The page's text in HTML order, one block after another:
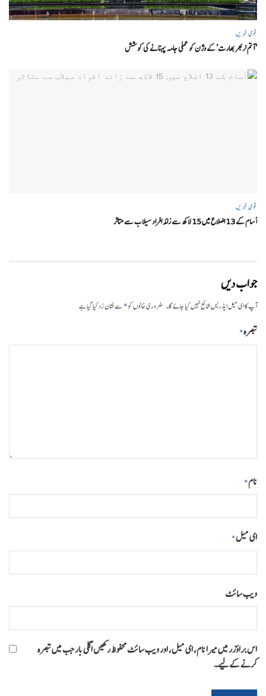
قومی خبریں
‘ آتم نربھر بھارت’ کے وژن کو عملی جامہ پہنانے کی کوشش
قومی خبریں
آسام کے 13 اضلاع میں 15 لاکھ سے زائد افراد سیلاب سے متاثر
جواب دیں
آپ کا ای میل ایڈریس شائع نہیں کیا جائے گا۔ ضروری خانوں کو*سے نشان زد کیا گیا ہے
تبصرہ*
نام*
ای میل*
ویب‌ سائٹ
اس براؤزر میں میرا نام، ای میل، اور ویب سائٹ محفوظ رکھیں اگلی بار جب میں تبصرہ
کرنے کےلیے۔